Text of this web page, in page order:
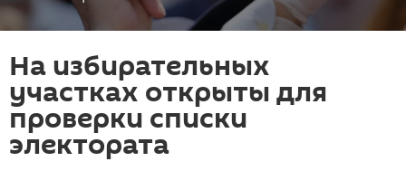
На избирательных
участках открыты для
проверки списки
электората